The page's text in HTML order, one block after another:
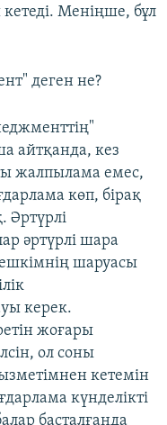
Меніңше, бұл
деген не?
айтқанда, кез
жалпылама емес,
көп, бірақ
Әртүрлі
әртүрлі шара
шаруасы
керек.
жоғары
ол соны
кетемін
күнделікті
басталғанда